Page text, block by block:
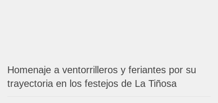
Homenaje a ventorrilleros y feriantes por su
trayectoria en los festejos de La Tiñosa